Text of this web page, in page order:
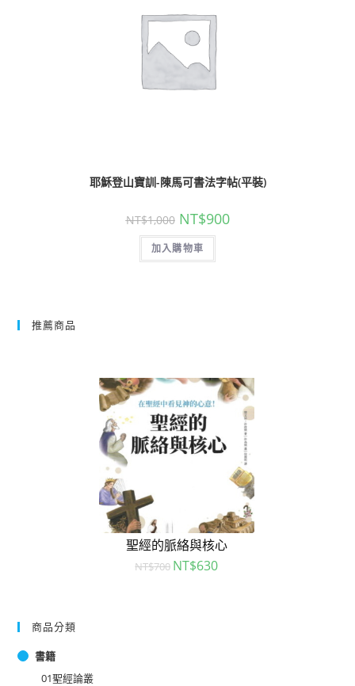
耶穌登山寶訓-陳馬可書法字帖(平裝)
NT$1,000 NT$900
加入購物車
推薦商品
聖經的脈絡與核心
NT$700 NT$630
商品分類
書籍
01聖經論叢